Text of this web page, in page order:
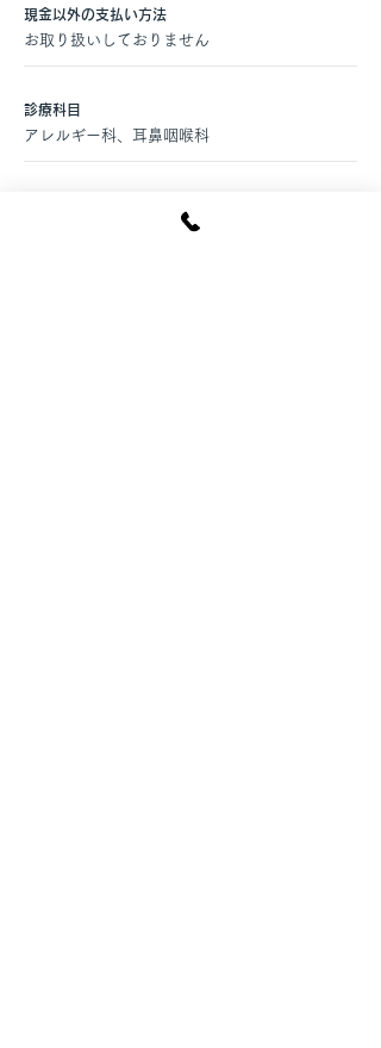
現金以外の支払い方法
お取り扱いしておりません
​診療科目
アレルギー科、耳鼻咽喉科
京都市バス千本丸太町停留所・徒歩1分